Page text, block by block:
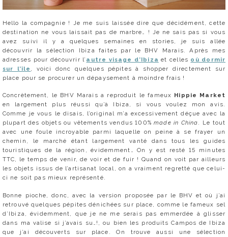
Hello la compagnie ! Je me suis laissée dire que décidément, cette
destination ne vous laissait pas de marbre… ! Je ne sais pas si vous
avez suivi il y a quelques semaines en stories, je suis allée
découvrir la sélection Ibiza faites par le BHV Marais. Après mes
adresses pour découvrir l’ autre visage d’Ibiza et celles où dormir
sur l’île
, voici donc quelques pépites à shopper directement sur
place pour se procurer un dépaysement à moindre frais !
Concrètement, le BHV Marais a reproduit le fameux Hippie Market
en largement plus réussi qu’à Ibiza, si vous voulez mon avis.
Comme je vous le disais, l’original m’a excessivement déçue avec la
plupart des objets ou vêtements vendus 100%made in China. Le tout
avec une foule incroyable parmi laquelle on peine à se frayer un
chemin, le marché étant largement vanté dans tous les guides
touristiques de la région, évidemment… On y est resté 15 minutes
TTC, le temps de venir, de voir et de fuir ! Quand on voit par ailleurs
les objets issus de l’artisanat local, on a vraiment regretté que celui-
ci ne soit pas mieux représenté.
Bonne pioche, donc, avec la version proposée par le BHV et où j’ai
retrouvé quelques pépites dénichées sur place, comme le fameux sel
d’Ibiza, évidemment, que je ne me serais pas emmerdée à glisser
dans ma valise si j’avais su…!, ou bien les produits Campos de Ibiza
que j’ai découverts sur place. On trouve aussi une sélection